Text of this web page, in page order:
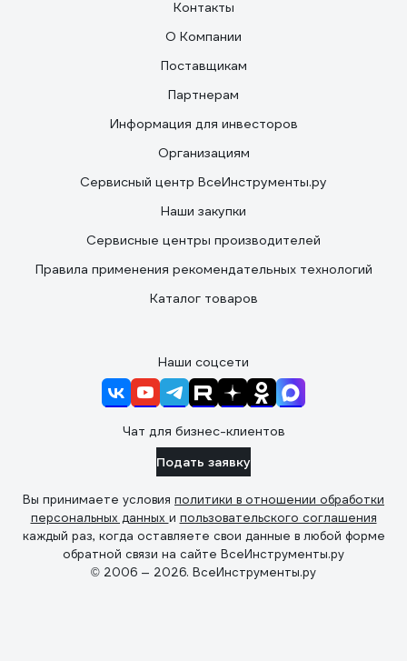
Контакты
О Компании
Поставщикам
Партнерам
Информация для инвесторов
Организациям
Сервисный центр ВсеИнструменты.ру
Наши закупки
Сервисные центры производителей
Правила применения рекомендательных технологий
Каталог товаров
Наши соцсети
Чат для бизнес-клиентов
Подать заявку
Вы принимаете условия политики в отношении обработки
персональных данных и пользовательского соглашения
каждый раз, когда оставляете свои данные в любой форме
обратной связи на сайте ВсеИнструменты.ру
© 2006 — 2026. ВсеИнструменты.ру